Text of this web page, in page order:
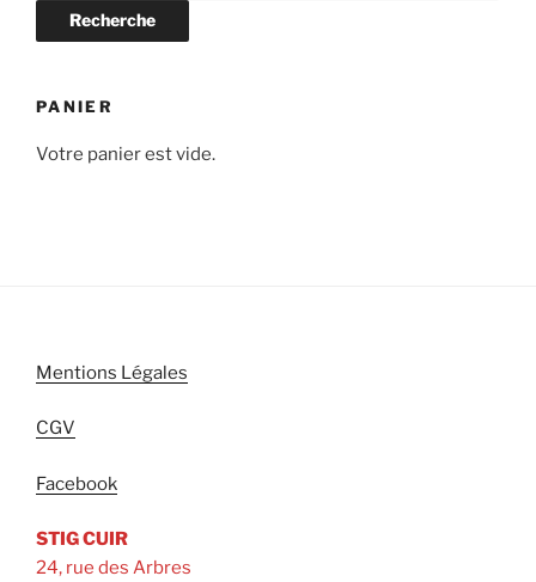
Recherche
PANIER
Votre panier est vide.
Mentions Légales
CGV
Facebook
STIG CUIR
24, rue des Arbres